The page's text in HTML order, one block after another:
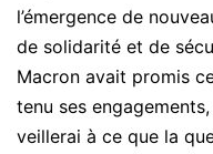
l’émergence de
de solidarité et de
Macron avait promis
tenu ses
veillerai à ce que la